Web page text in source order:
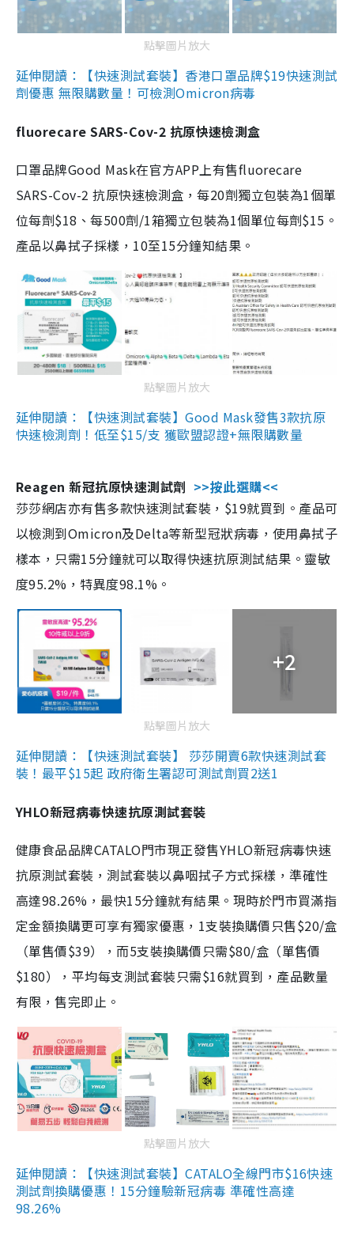
點擊圖片放大
延伸閱讀：【快速測試套裝】香港口罩品牌$19快速測試
劑優惠 無限購數量！可檢測Omicron病毒
fluorecare SARS-Cov-2 抗原快速檢測盒
口罩品牌Good Mask在官方APP上有售fluorecare
SARS-Cov-2 抗原快速檢測盒，每20劑獨立包裝為1個單
位每劑$18、每500劑/1箱獨立包裝為1個單位每劑$15。
產品以鼻拭子採樣，10至15分鐘知結果。
點擊圖片放大
延伸閱讀：【快速測試套裝】Good Mask發售3款抗原
快速檢測劑！低至$15/支 獲歐盟認證+無限購數量
Reagen 新冠抗原快速測試劑 >>按此選購<<
莎莎網店亦有售多款快速測試套裝，$19就買到。產品可
以檢測到Omicron及Delta等新型冠狀病毒，使用鼻拭子
樣本，只需15分鐘就可以取得快速抗原測試結果。靈敏
度95.2%，特異度98.1%。
+2
點擊圖片放大
延伸閱讀：【快速測試套裝】 莎莎開賣6款快速測試套
裝！最平$15起 政府衛生署認可測試劑買2送1
YHLO新冠病毒快速抗原測試套裝
健康食品品牌CATALO門市現正發售YHLO新冠病毒快速
抗原測試套裝，測試套裝以鼻咽拭子方式採樣，準確性
高達98.26%，最快15分鐘就有結果。現時於門市買滿指
定金額換購更可享有獨家優惠，1支裝換購價只售$20/盒
（單售價$39），而5支裝換購價只需$80/盒（單售價
$180），平均每支測試套裝只需$16就買到，產品數量
有限，售完即止。
點擊圖片放大
延伸閱讀：【快速測試套裝】CATALO全線門市$16快速
測試劑換購優惠！15分鐘驗新冠病毒 準確性高達
98.26%